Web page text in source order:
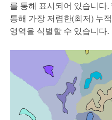
를 통해 표시되어 있습니다
통해 가장 저렴한(최저) 누
영역을 식별할 수 있습니다.